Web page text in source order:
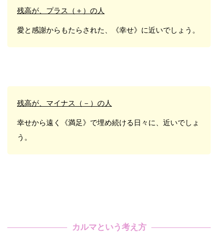
残高が、プラス（＋）の人
愛と感謝からもたらされた、《幸せ》に近いでしょう。
残高が、マイナス（－）の人
幸せから遠く《満足》で埋め続ける 日々に、近いでしょ
う。
カルマという考え方